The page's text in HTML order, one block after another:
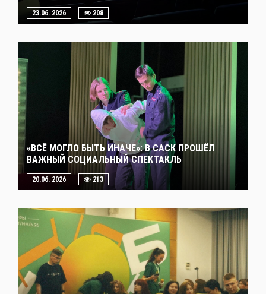
23.06. 2026 208
«ВСЁ МОГЛО БЫТЬ ИНАЧЕ»: В САСК ПРОШЁЛ
ВАЖНЫЙ СОЦИАЛЬНЫЙ СПЕКТАКЛЬ
20.06. 2026 213